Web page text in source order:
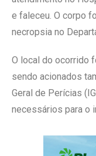
e faleceu. O corpo
necropsia no
O local do ocorrido
sendo acionados
Geral de Perícias
necessários para o